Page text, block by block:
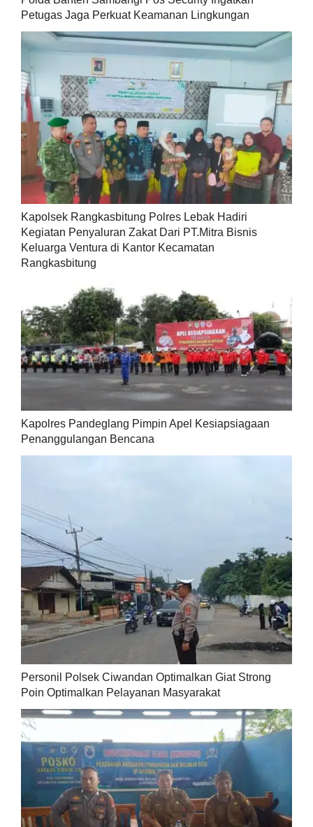
Petugas Jaga Perkuat Keamanan Lingkungan
Kapolsek Rangkasbitung Polres Lebak Hadiri
Kegiatan Penyaluran Zakat Dari PT.Mitra Bisnis
Keluarga Ventura di Kantor Kecamatan
Rangkasbitung
Kapolres Pandeglang Pimpin Apel Kesiapsiagaan
Penanggulangan Bencana
Personil Polsek Ciwandan Optimalkan Giat Strong
Poin Optimalkan Pelayanan Masyarakat